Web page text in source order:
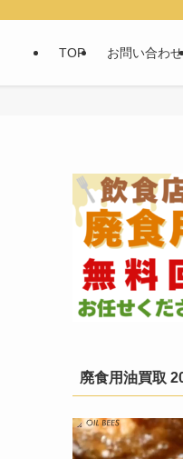
TOP お問い合わせ
廃食用油買取
動
画